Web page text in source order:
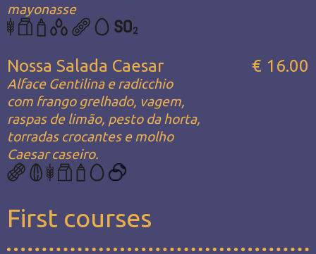
mayonasse
Nossa Salada Caesar
Alface Gentilina e radicchio
com frango grelhado, vagem,
raspas de limão, pesto da horta,
torradas crocantes e molho
Caesar caseiro.
€ 16.00
First courses